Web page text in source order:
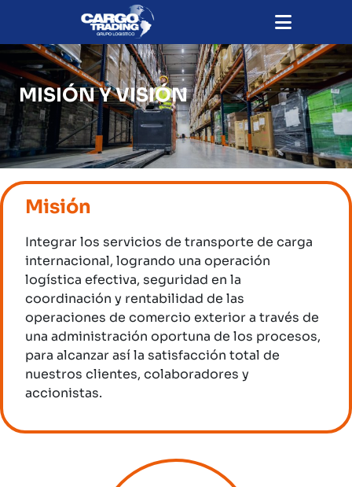
MISIÓN Y VISIÓN
Misión
Integrar los servicios de transporte de carga
internacional, logrando una operación
logística efectiva, seguridad en la
coordinación y rentabilidad de las
operaciones de comercio exterior a través de
una administración oportuna de los procesos,
para alcanzar así la satisfacción total de
nuestros clientes, colaboradores y
accionistas.